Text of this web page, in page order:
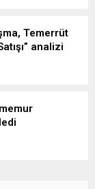
Temerrüt
analizi